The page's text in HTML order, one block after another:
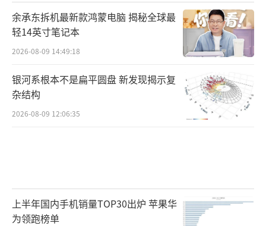
余承东拆机最新款鸿蒙电脑 揭秘全球最
轻14英寸笔记本
2026-08-09 14:49:18
银河系根本不是扁平圆盘 新发现揭示复
杂结构
2026-08-09 12:06:35
上半年国内手机销量TOP30出炉 苹果华
为领跑榜单